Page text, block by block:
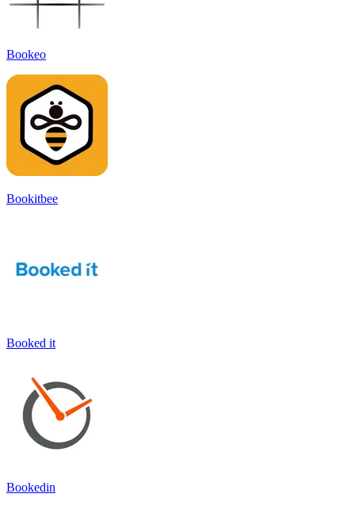
Bookeo
Bookitbee
Booked it
Bookedin